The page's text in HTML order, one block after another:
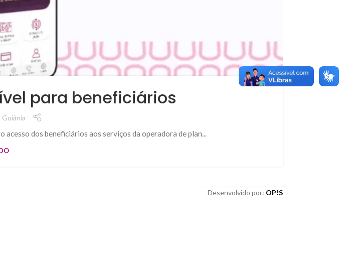
para beneficiários
dos beneficiários aos serviços da operadora de plan...
Desenvolvido por: OP!S